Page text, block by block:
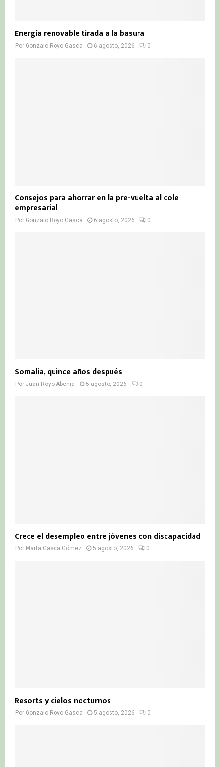
Energía renovable tirada a la basura
Por Gonzalo Royo Gasca 6 agosto, 2026 0
Consejos para ahorrar en la pre-vuelta al cole
empresarial
Por Gonzalo Royo Gasca 6 agosto, 2026 0
Somalia, quince años después
Por Juan Royo Abenia 5 agosto, 2026 0
Crece el desempleo entre jóvenes con discapacidad
Por Marta Gasca Gómez 5 agosto, 2026 0
Resorts y cielos nocturnos
Por Gonzalo Royo Gasca 5 agosto, 2026 0